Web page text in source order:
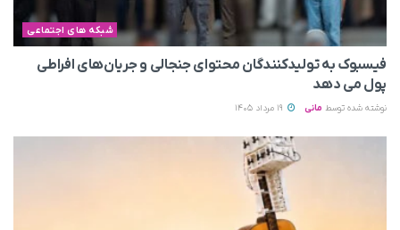
شبکه های اجتماعی
فیسبوک به تولیدکنندگان محتوای جنجالی و جریان‌های افراطی
پول می‌ دهد
نوشته شده توسط مانی